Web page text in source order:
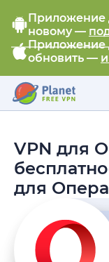
Приложение
новому —
Приложение
обновить —
VPN для
для Опера